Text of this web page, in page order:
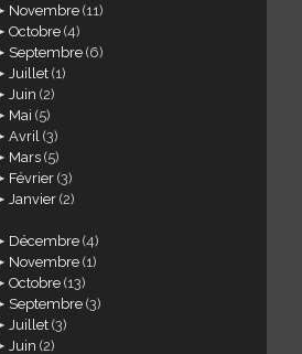
Novembre (11)
Octobre (4)
Septembre (6)
Juillet (1)
Juin (2)
Mai (5)
Avril (3)
Mars (5)
Février (3)
Janvier (2)
Décembre (4)
Novembre (1)
Octobre (13)
Septembre (3)
Juillet (3)
Juin (2)